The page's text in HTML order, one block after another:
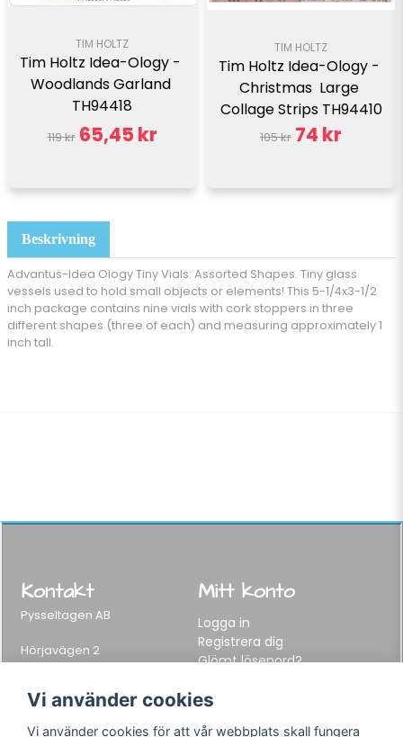
Beskrivning
Advantus-Idea Ology Tiny Vials: Assorted Shapes. Tiny glass
vessels used to hold small objects or elements! This 5-1/4x3-1/2
inch package contains nine vials with cork stoppers in three
different shapes (three of each) and measuring approximately 1
inch tall.
TIM HOLTZ
Tim Holtz Idea-Ology -
Woodlands Garland
TH94418
119 kr 65,45 kr
TIM HOLTZ
Tim Holtz Idea-Ology -
Christmas  Large
Collage Strips TH94410
105 kr 74 kr
Kontakt
Pysseltagen AB
Hörjavägen 2
282 34 Tyringe, Sweden
E-post:info@pysseltagen.se
Mitt konto
Logga in
Registrera dig
Glömt lösenord?
Vi använder cookies
Vi använder cookies för att vår webbplats skall fungera